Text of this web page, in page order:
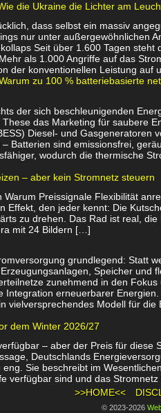
die Ukraine die Lichter am
dass selbst ein massiv
nur unter außergewöhnlichen
Seit über 1.600 Tagen steht
als 1.000 Angriffe auf das
der konventionellen Leistung auf
zu 100 % batteriebasierte
der sich beschleunigenden
das Marketing für saubere
Diesel- und Gasgeneratoren
Batterien sind emissionsfrei,
wodurch die thermische
– aber kein Stromnetz steuern
Preissignale Flexibilität
Effekt, den jeder kennt: Die
zu drehen. Das Rad ist real,
mit 24 Bildern […]
grundlegend: Statt
Speicher und
zunehmend in den Fokus
Integration erneuerbarer
vielversprechendes Modell für die
dem Winter 2026/27
– aber der Preis für diese
Deutschlands
Sie beschreibt im
verfügbar sind und das
>>HOME<<
© 2023-2026